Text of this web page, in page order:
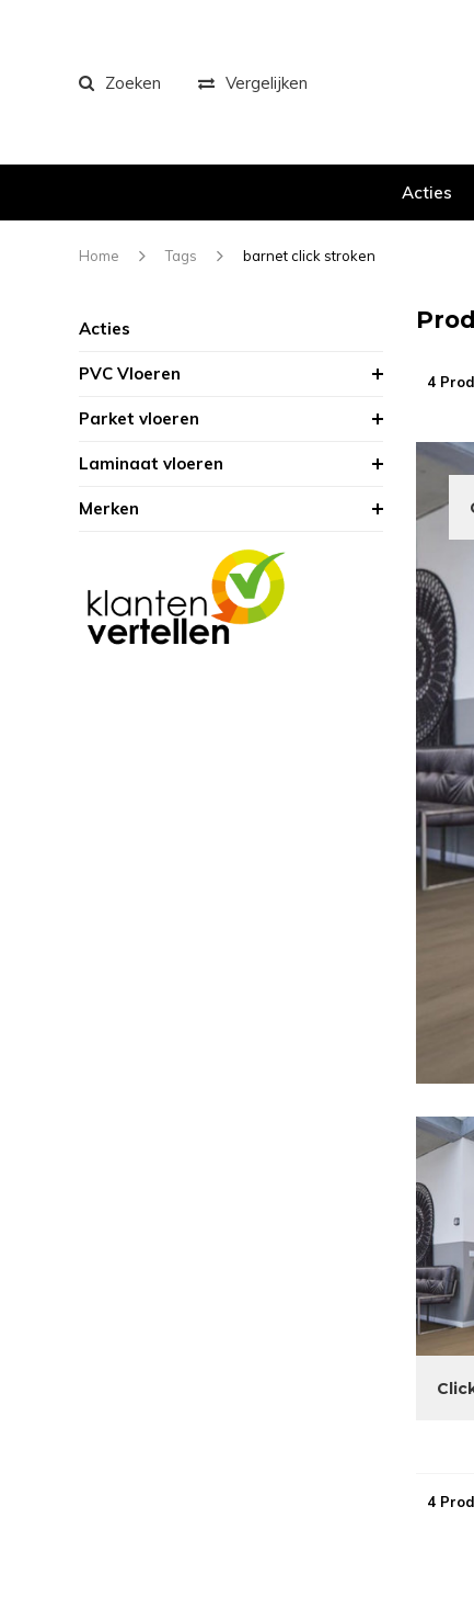
Zoeken Vergelijken
Acties
Home Tags barnet click stroken
Acties
PVC Vloeren
Parket vloeren
Laminaat vloeren
Merken
4
4